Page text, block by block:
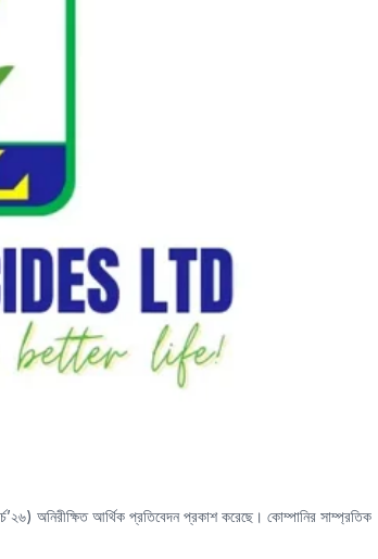
অনিরীক্ষিত আর্থিক প্রতিবেদন প্রকাশ করেছে। কোম্পানির সাম্প্রতিক